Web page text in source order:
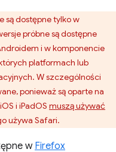
są dostępne tylko w
próbne są dostępne
i w komponencie
platformach lub
W szczególności
ponieważ są oparte na
i iPadOS muszą używać
używa Safari.
w Firefox